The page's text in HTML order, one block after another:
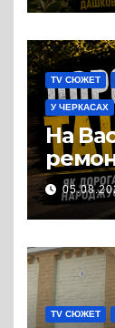
TV СЮЖЕТ
У ЧЕРКАСАХ
На
від
TV СЮЖЕТ